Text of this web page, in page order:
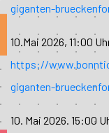
giganten-
10.Mai 2026, 11:00
https://
giganten-
10. Mai 2026. 15:00